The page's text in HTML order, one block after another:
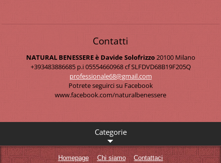
Contatti
NATURAL BENESSERE è Davide Solofrizzo20100 Milano
+393483886685 p.i 05554660968 cf SLFDVD68B19F205Q
professionale68@gmail.com
Potrete seguirci su Facebook
www.facebook.com/naturalbenessere
Categorie
Homepage Chi siamo Contattaci